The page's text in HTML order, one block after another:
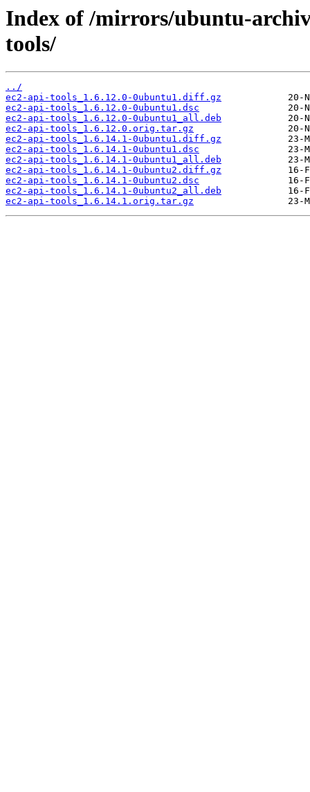
Index of /mirrors/ubuntu-
tools/
../
ec2-api-tools_1.6.12.0-0ubuntu1.diff.gz
ec2-api-tools_1.6.12.0-0ubuntu1.dsc
ec2-api-tools_1.6.12.0-0ubuntu1_all.deb
ec2-api-tools_1.6.12.0.orig.tar.gz
ec2-api-tools_1.6.14.1-0ubuntu1.diff.gz
ec2-api-tools_1.6.14.1-0ubuntu1.dsc
ec2-api-tools_1.6.14.1-0ubuntu1_all.deb
ec2-api-tools_1.6.14.1-0ubuntu2.diff.gz
ec2-api-tools_1.6.14.1-0ubuntu2.dsc
ec2-api-tools_1.6.14.1-0ubuntu2_all.deb
ec2-api-tools_1.6.14.1.orig.tar.gz